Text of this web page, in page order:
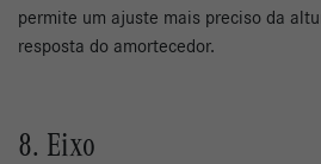
permite um ajuste mais preciso da
resposta do amortecedor.
8. Eixo